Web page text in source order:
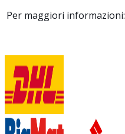
Per maggiori informazioni: